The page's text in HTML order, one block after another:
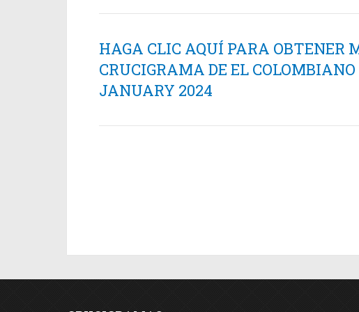
HAGA CLIC AQUÍ PARA OBTENER
CRUCIGRAMA DE EL
JANUARY 2024